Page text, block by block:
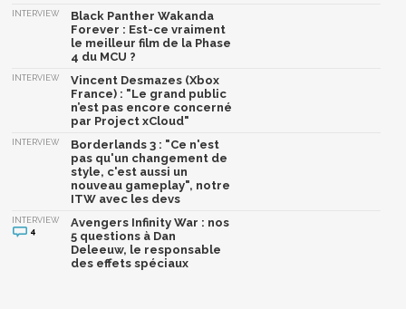
INTERVIEW
Black Panther Wakanda
Forever : Est-ce vraiment
le meilleur film de la Phase
4 du MCU ?
INTERVIEW
Vincent Desmazes (Xbox
France) : "Le grand public
n’est pas encore concerné
par Project xCloud"
INTERVIEW
Borderlands 3 : "Ce n'est
pas qu'un changement de
style, c'est aussi un
nouveau gameplay", notre
ITW avec les devs
INTERVIEW
4
Avengers Infinity War : nos
5 questions à Dan
Deleeuw, le responsable
des effets spéciaux